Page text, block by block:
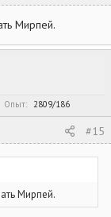
Мирпей.
Опыт 2809/186
#15
Мирпей.